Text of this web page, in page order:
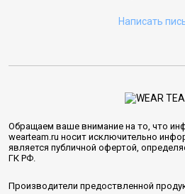
Написать
Обращаем ваше внимание на то, что
wearteam.ru носит исключительно
является публичной офертой,
ГК РФ.
Производители предоствленной